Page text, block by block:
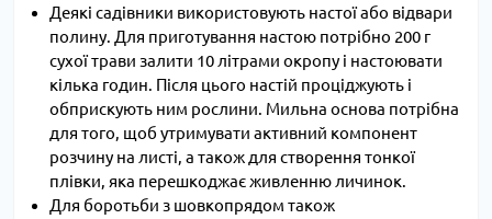
Деякі садівники використовують настої або відвари
полину. Для приготування настою потрібно 200 г
сухої трави залити 10 літрами окропу і настоювати
кілька годин. Після цього настій проціджують і
обприскують ним рослини. Мильна основа потрібна
для того, щоб утримувати активний компонент
розчину на листі, а також для створення тонкої
плівки, яка перешкоджає живленню личинок.
Для боротьби з шовкопрядом також